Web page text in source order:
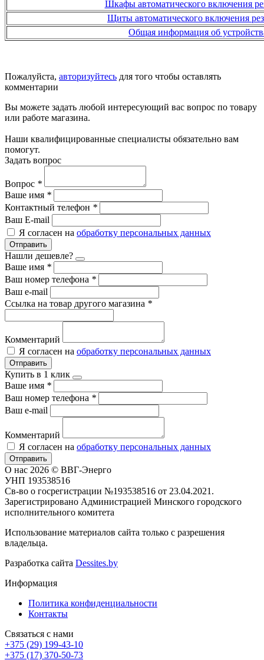
Шкафы автоматического включения
Щиты автоматического включения
Общая информация об
Пожалуйста, авторизуйтесь для того чтобы оставлять
комментарии
Вы можете задать любой интересующий вас вопрос по товару
или работе магазина.
Наши квалифицированные специалисты обязательно вам
помогут.
Задать вопрос
Вопрос *
Ваше имя *
Контактный телефон *
Ваш E-mail
Я согласен на обработку персональных данных
Отправить
Нашли дешевле?
Ваше имя *
Ваш номер телефона *
Ваш e-mail
Ссылка на товар другого магазина *
Комментарий
Я согласен на обработку персональных данных
Отправить
Купить в 1 клик
Ваше имя *
Ваш номер телефона *
Ваш e-mail
Комментарий
Я согласен на обработку персональных данных
Отправить
О нас 2026 © ВВГ-Энерго
УНП 193538516
Св-во о госрегистрации №193538516 от 23.04.2021.
Зарегистрировано Администрацией Минского городского
исполнительного комитета
Использование материалов сайта только с разрешения
владельца.
Разработка сайта Dessites.by
Информация
Политика конфиденциальности
Контакты
Связаться с нами
+375 (29) 199-43-10
+375 (17) 370-50-73